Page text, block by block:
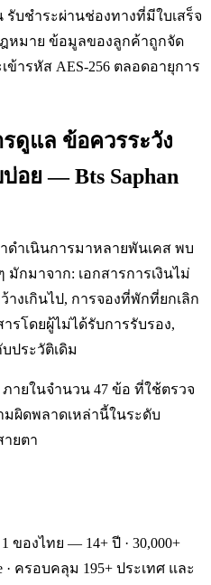
รับชำระผ่านช่องทางที่มีใบเสร็จ
หมาย ข้อมูลของลูกค้าถูกจัด
เข้ารหัส AES-256 ตลอดอายุการ
ดูแล ข้อควรระวัง
อย — Bts Saphan
าดำเนินการมาหลายพันเคส พบ
กมาจาก: เอกสารการเงินไม่
งเกินไป, การจองที่พักที่ยกเลิก
รโดยผู้ไม่ได้รับการรับรอง,
ประวัติเดิม
ภายในจำนวน 47 ข้อ ที่ใช้ตรวจ
มผิดพลาดเหล่านี้ในระดับ
ายตา
องไทย — 14+ ปี · 30,000+
· ครอบคลุม 195+ ประเทศ และ